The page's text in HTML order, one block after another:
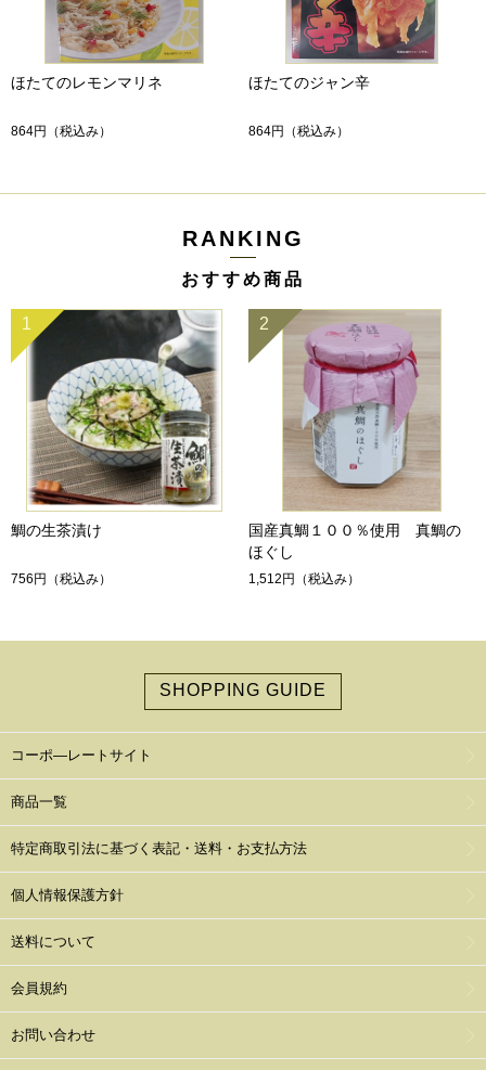
ほたてのレモンマリネ
864円 （税込み）
ほたてのジャン辛
864円 （税込み）
RANKING
おすすめ商品
1
鯛の生茶漬け
756円 （税込み）
2
国産真鯛１００％使用 真鯛の
ほぐし
1,512円 （税込み）
SHOPPING GUIDE
コーポ―レートサイト
商品一覧
特定商取引法に基づく表記・送料・お支払方法
個人情報保護方針
送料について
会員規約
お問い合わせ